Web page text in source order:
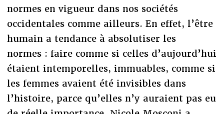
normes en vigueur dans nos sociétés
occidentales comme ailleurs. En effet, l’être
humain a tendance à absolutiser les
normes : faire comme si celles d’aujourd’hui
étaient intemporelles, immuables, comme si
les femmes avaient été invisibles dans
l’histoire, parce qu’elles n’y auraient pas eu